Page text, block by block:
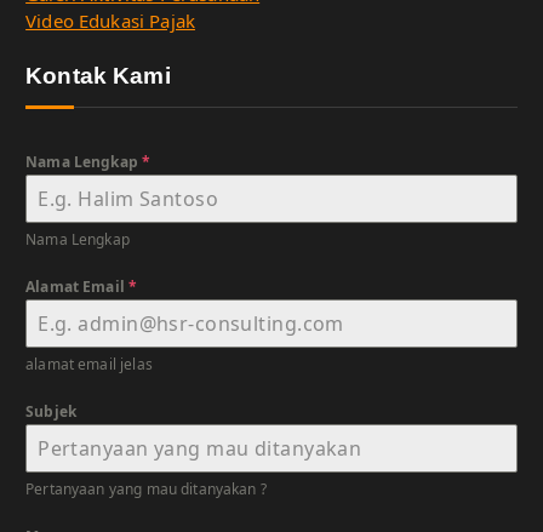
Video Edukasi Pajak
Kontak Kami
Nama Lengkap*
Nama Lengkap
Alamat Email*
alamat email jelas
Subjek
Pertanyaan yang mau ditanyakan ?